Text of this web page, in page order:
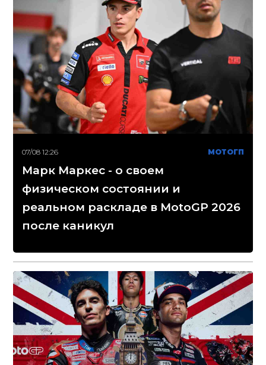
07/08 12:26 МОТОГП
Марк Маркес - о своем
физическом состоянии и
реальном раскладе в MotoGP 2026
после каникул